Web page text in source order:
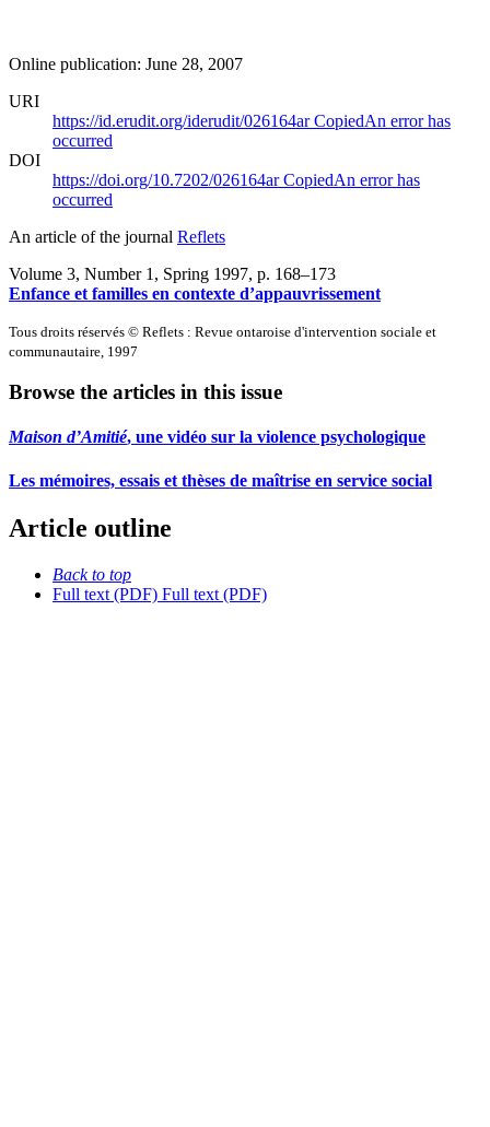
Online publication: June 28, 2007
URI
https://id.erudit.org/iderudit/026164arCopiedAn error has
occurred
DOI
https://doi.org/10.7202/026164arCopiedAn error has
occurred
An article of the journal Reflets
Volume 3, Number 1, Spring 1997, p. 168–173
Enfance et familles en contexte d’appauvrissement
Tous droits réservés © Reflets : Revue ontaroise d'intervention sociale et
communautaire, 1997
Browse the articles in this issue
Maison d’Amitié, une vidéo sur la violence psychologique
Les mémoires, essais et thèses de maîtrise en service social
Article outline
Back to top
Full text (PDF) Full text (PDF)